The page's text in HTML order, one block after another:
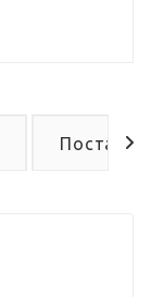
Поставка